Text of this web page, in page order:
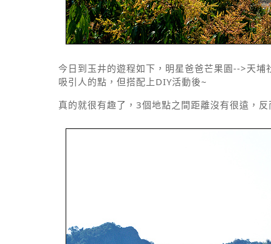
今日到玉井的遊程如下，明星爸爸芒果園-->天
吸引人的點，但搭配上DIY活動後~
真的就很有趣了，3個地點之間距離沒有很遠，